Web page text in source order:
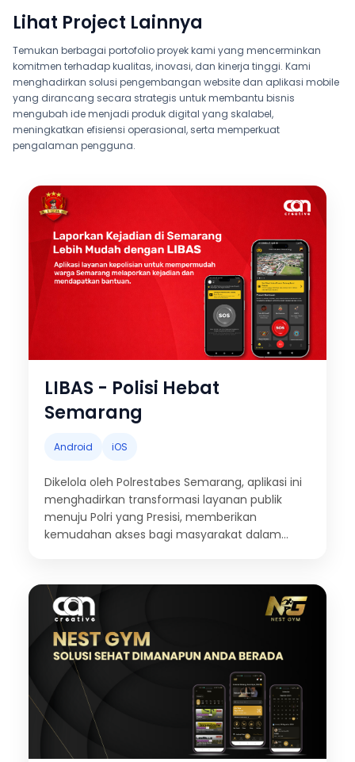
Lihat Project Lainnya
Temukan berbagai portofolio proyek kami yang mencerminkan
komitmen terhadap kualitas, inovasi, dan kinerja tinggi. Kami
menghadirkan solusi pengembangan website dan aplikasi mobile
yang dirancang secara strategis untuk membantu bisnis
mengubah ide menjadi produk digital yang skalabel,
meningkatkan efisiensi operasional, serta memperkuat
pengalaman pengguna.
LIBAS - Polisi Hebat
Semarang
Android iOS
Dikelola oleh Polrestabes Semarang, aplikasi ini
menghadirkan transformasi layanan publik
menuju Polri yang Presisi, memberikan
kemudahan akses bagi masyarakat dalam